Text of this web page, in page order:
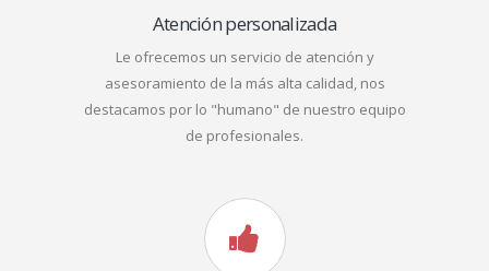
Atención personalizada
Le ofrecemos un servicio de atención y
asesoramiento de la más alta calidad, nos
destacamos por lo "humano" de nuestro equipo
de profesionales.